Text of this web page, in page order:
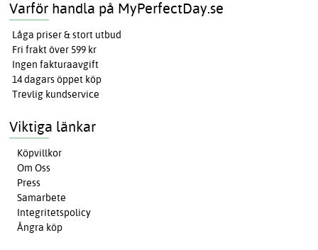
Varför handla på MyPerfectDay.se
Låga priser & stort utbud
Fri frakt över 599 kr
Ingen fakturaavgift
14 dagars öppet köp
Trevlig kundservice
Viktiga länkar
Köpvillkor
Om Oss
Press
Samarbete
Integritetspolicy
Ångra köp